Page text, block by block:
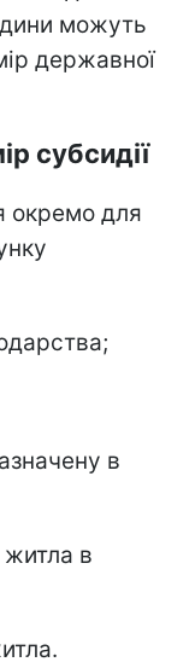
можуть
державної
субсидії
окремо для
в
житла в